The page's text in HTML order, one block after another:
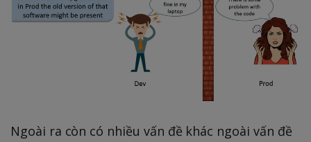
Ngoài ra còn có nhiều vấn đề khác ngoài vấn đề